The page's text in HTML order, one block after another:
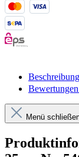
Beschreibung
Bewertungen
Menü